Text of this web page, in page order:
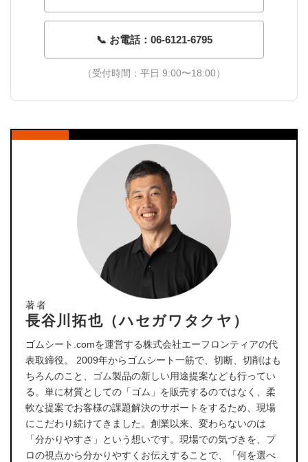
📞 お電話：06-6121-6795
（受付時間：平日 9:00〜18:00）
著者
長谷川拓也（ハセガワタクヤ）
ゴムシート.comを運営する株式会社エーフロンティアの代
表取締役。 2009年からゴムシート一筋で、切断、切削はも
ちろんのこと、ゴム製品の新しい用途提案なども行ってい
る。単に材質としての「ゴム」を販売するのではなく、柔
軟な提案でお客様の課題解決のサポートをするため、現場
にこだわり続けてきました。創業以来、変わらないのは
「分かりやすさ」という想いです。現場での気づきを、プ
ロの視点から分かりやすくお伝えすることで、「何を選べ